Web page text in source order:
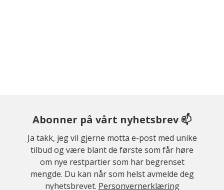
Abonner på vårt nyhetsbrev 📫
Ja takk, jeg vil gjerne motta e-post med unike
tilbud og være blant de første som får høre
om nye restpartier som har begrenset
mengde. Du kan når som helst avmelde deg
nyhetsbrevet. Personvernerklæring